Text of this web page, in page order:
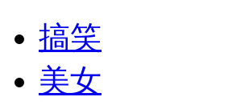
纽约上演“枕头大战”
司机酒驾遇交警 急速倒车逃窜
搞笑
美女